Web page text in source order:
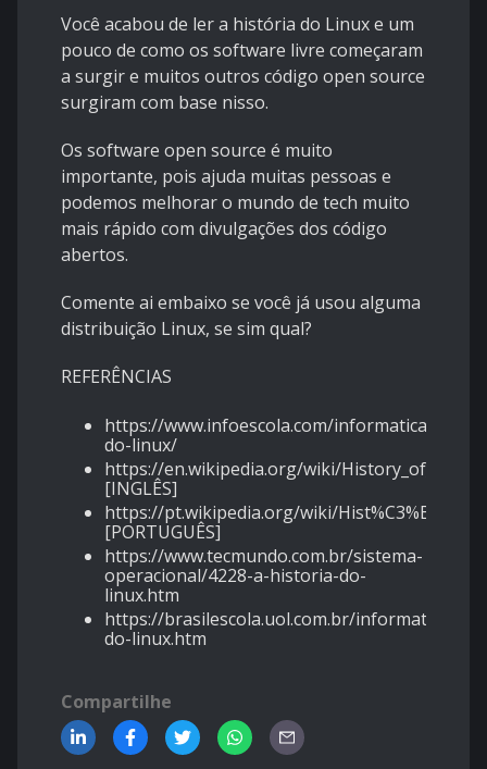
Você acabou de ler a história do Linux e um
pouco de como os software livre começaram
a surgir e muitos outros código open source
surgiram com base nisso.
Os software open source é muito
importante, pois ajuda muitas pessoas e
podemos melhorar o mundo de tech muito
mais rápido com divulgações dos código
abertos.
Comente ai embaixo se você já usou alguma
distribuição Linux, se sim qual?
REFERÊNCIAS
https://www.infoescola.com/informatica/
do-linux/
https://en.wikipedia.org/wiki/History_of_Linux
[INGLÊS]
https://pt.wikipedia.org/wiki/
[PORTUGUÊS]
https://www.tecmundo.com.br/sistema-
operacional/4228-a-historia-do-
linux.htm
https://brasilescola.uol.com.br/informatica/
do-linux.htm
Compartilhe